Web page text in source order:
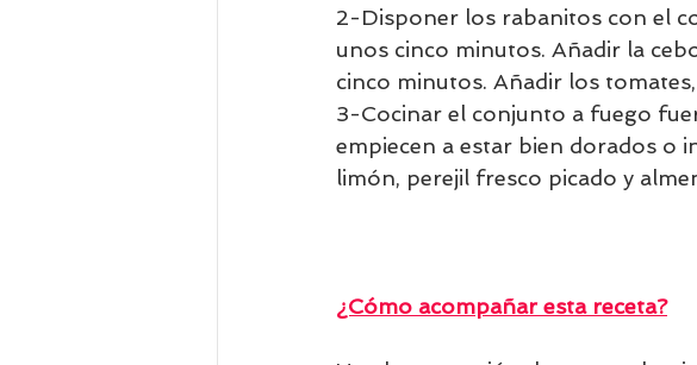
2-Disponer los rabanitos con el
unos cinco minutos. Añadir la
cinco minutos. Añadir los
3-Cocinar el conjunto a fuego
empiecen a estar bien dorados o
limón, perejil fresco picado y
¿Cómo acompañar esta receta?